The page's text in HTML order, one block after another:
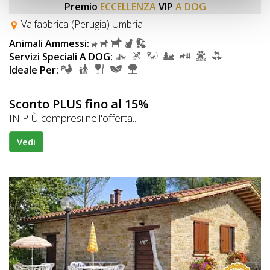
Premio ECCELLENZA VIP A DOG
Valfabbrica (Perugia) Umbria
Animali Ammessi:
Servizi Speciali A DOG:
Ideale Per:
Sconto PLUS fino al 15%
IN PIÙ compresi nell'offerta...
Vedi